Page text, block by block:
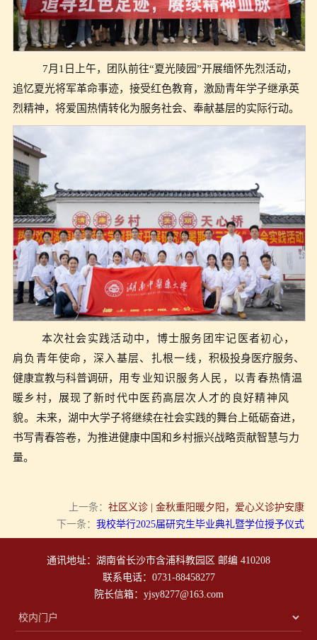
7月1日上午，团队前往“夏光陵园”开展缅怀先烈活动，
追忆夏光将军革命事迹，接受红色教育，激励青年学子继承英
烈精神，将爱国热情转化为服务社会、奉献基层的实际行动。
本次社会实践活动中，博士服务团牢记医者初心，
肩负青年使命，深入基层、扎根一线，积极投身医疗服务、
健康宣教与科普调研， 用专业知识服务人民，以青春热情温
暖乡村，展现了新时代中医药高层次人才的良好精神风
貌。 未来，湖中大学子将继续在社会实践的舞台上砥砺奋进，
书写青春答卷，为推进健康中国和乡村振兴战略贡献智慧与力
量。
上一条：社区义诊 | 金秋重阳暖夕阳，爱心义诊护安康
下一条：我校举行2025届研究生毕业典礼暨学位授予仪式
通讯地址：湖南省长沙市含浦科教园区 邮编 410208
联系电话：0731-88458277
院长信箱：yjsy8277@163.com